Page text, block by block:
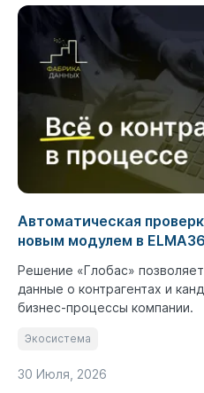
Автоматическая
новым модулем в
Решение «Глобас»
данные о контрагентах и
бизнес-процессы компании.
Экосистема
30 Июля, 2026